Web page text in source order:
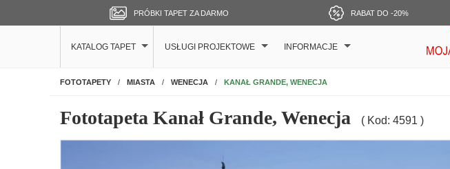
PRÓBKI TAPET ZA DARMO RABAT DO -20%
KATALOG TAPET USŁUGI PROJEKTOWE INFORMACJE
FOTOTAPETYNA ŚCIANĘ
MIASTA WENECJA KANAŁ GRANDE, WENECJA
Fototapeta Kanał Grande, Wenecja ( Kod: 4591 )